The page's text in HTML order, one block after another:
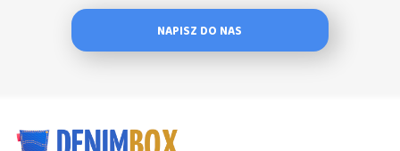
NAPISZ DO NAS